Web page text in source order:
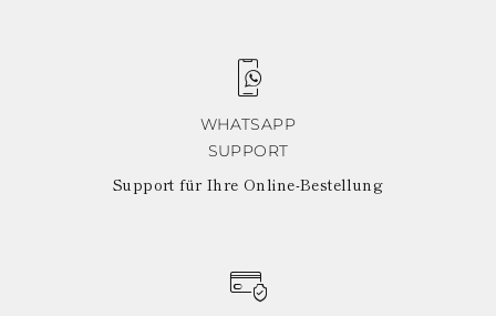
WHATSAPP
SUPPORT
Support für Ihre Online-Bestellung